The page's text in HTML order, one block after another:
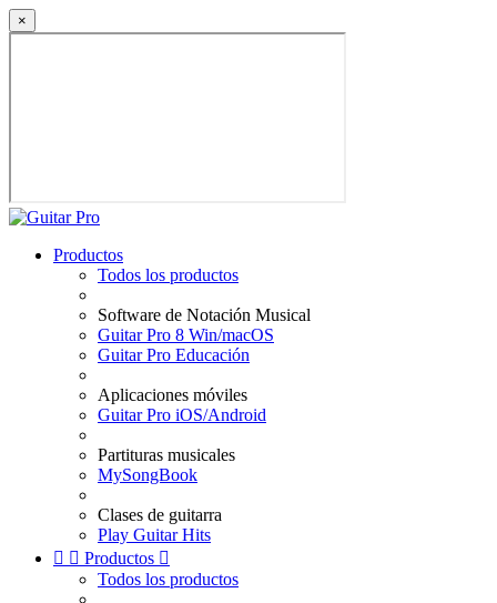
×
Productos
Todos los productos
Software de Notación Musical
Guitar Pro 8 Win/macOS
Guitar Pro Educación
Aplicaciones móviles
Guitar Pro iOS/Android
Partituras musicales
MySongBook
Clases de guitarra
Play Guitar Hits
  Productos 
Todos los productos